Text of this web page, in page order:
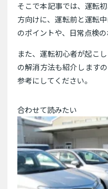
そこで本記事では、運転
方向けに、運転前と運転
のポイントや、日常点検
また、運転初心者が起こ
の解消方法も紹介します
参考にしてください。
合わせて読みたい